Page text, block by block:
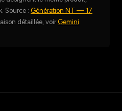
Source : Génération NT — 17
détaillée, voir Gemini